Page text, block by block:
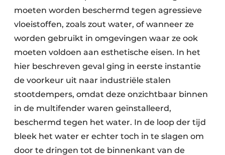
moeten worden beschermd tegen agressieve
vloeistoffen, zoals zout water, of wanneer ze
worden gebruikt in omgevingen waar ze ook
moeten voldoen aan esthetische eisen. In het
hier beschreven geval ging in eerste instantie
de voorkeur uit naar industriële stalen
stootdempers, omdat deze onzichtbaar binnen
in de multifender waren geïnstalleerd,
beschermd tegen het water. In de loop der tijd
bleek het water er echter toch in te slagen om
door te dringen tot de binnenkant van de